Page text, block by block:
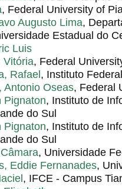
, Federal University of
Augusto Lima,
Estadual do
Luis
Vitória, Federal
Rafael, Instituto
Antonio Oseas, Federal
Pignaton, Instituto de
do Sul
Pignaton, Instituto de
do Sul
, Universidade
Eddie Fernanades,
, IFCE - Campus